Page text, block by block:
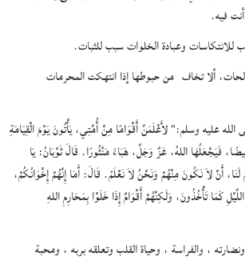
فيه.
للانتكاسات وعبادة الخلوات سبب للثبات.
ألا تخاف من حبوطها إذا انتهكت المحرمات
عليه وسلم:" لأَعْلَمَنَّ أَقْوَامًا مِنْ أُمَّتِي، يَأْتُونَ يَوْمَ الْقِيَامَةِ
فَيَجْعَلُهَا اللهُ، عَزَّ وَجَلَّ، هَبَاءً مَنْثُورًا. قَالَ ثَوْبَانُ: يَا
أَنْ لاَ نَكُونَ مِنْهُمْ وَنَحْنُ لاَ نَعْلَمُ. قَالَ: أَمَا إِنَّهُمْ إِخْوَانُكُمْ،
كَمَا تَأْخُذُونَ، وَلَكِنَّهُمْ أَقْوَامٌ إِذَا خَلَوْا بِمَحَارِمِ اللهِ
، والفراسة ، وحياة القلب وتعلقه بربه ، ومحبة